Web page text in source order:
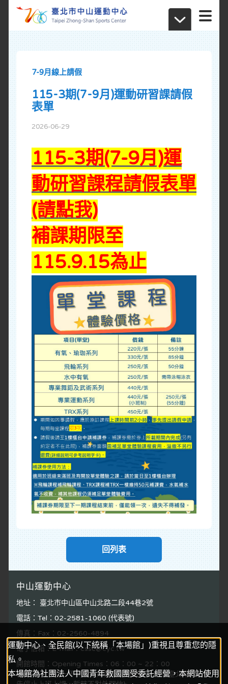
運動中心、全民館(以下統稱「本場館」)重視且尊重您的隱
私。
本場館為社團法人中國青年救國團受委託經營，本網站使用
7-9月線上請假
115-3期(7-9月)運動研習課請假
表單
2026-06-29
115-3期(7-9月)運
動研習課程請假表單
(請點我)
補課期限至
115.9.15為止
回列表
中山運動中心
地址： 臺北市中山區中山北路二段44巷2號
電話：Tel：02-2581-1060 (代表號)
傳真：Fax：02-2560-4894
電子信箱：E-mail：cssc@cyc.tw
開館時間：Opening Times：06：00 ~ 22：00
(農曆除夕、初一不開放；如遇颱風等天災，依照臺北市政府公